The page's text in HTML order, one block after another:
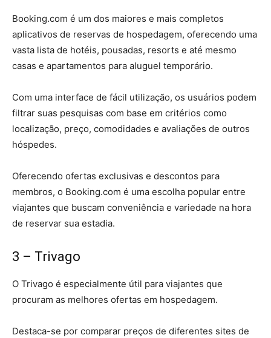
Booking.com é um dos maiores e mais completos
aplicativos de reservas de hospedagem, oferecendo uma
vasta lista de hotéis, pousadas, resorts e até mesmo
casas e apartamentos para aluguel temporário.
Com uma interface de fácil utilização, os usuários podem
filtrar suas pesquisas com base em critérios como
localização, preço, comodidades e avaliações de outros
hóspedes.
Oferecendo ofertas exclusivas e descontos para
membros, o Booking.com é uma escolha popular entre
viajantes que buscam conveniência e variedade na hora
de reservar sua estadia.
3 – Trivago
O Trivago é especialmente útil para viajantes que
procuram as melhores ofertas em hospedagem.
Destaca-se por comparar preços de diferentes sites de